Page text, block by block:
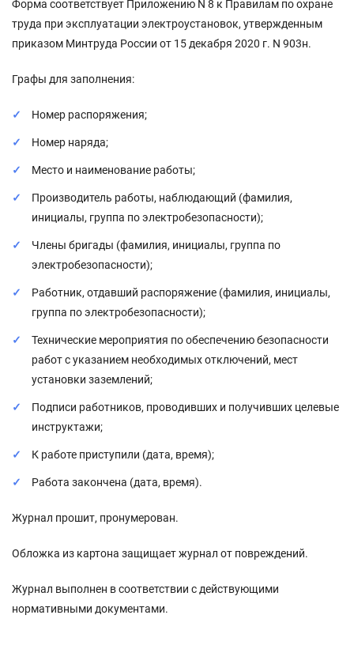
Форма соответствует Приложению N 8 к Правилам по охране
труда при эксплуатации электроустановок, утвержденным
приказом Минтруда России от 15 декабря 2020 г. N 903н.
Графы для заполнения:
Номер распоряжения;
Номер наряда;
Место и наименование работы;
Производитель работы, наблюдающий (фамилия,
инициалы, группа по электробезопасности);
Члены бригады (фамилия, инициалы, группа по
электробезопасности);
Работник, отдавший распоряжение (фамилия, инициалы,
группа по электробезопасности);
Технические мероприятия по обеспечению безопасности
работ с указанием необходимых отключений, мест
установки заземлений;
Подписи работников, проводивших и получивших целевые
инструктажи;
К работе приступили (дата, время);
Работа закончена (дата, время).
Журнал прошит, пронумерован.
Обложка из картона защищает журнал от повреждений.
Журнал выполнен в соответствии с действующими
нормативными документами.